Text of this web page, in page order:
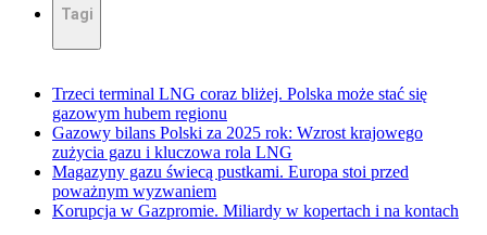
Tagi
Trzeci terminal LNG coraz bliżej. Polska może stać się
gazowym hubem regionu
Gazowy bilans Polski za 2025 rok: Wzrost krajowego
zużycia gazu i kluczowa rola LNG
Magazyny gazu świecą pustkami. Europa stoi przed
poważnym wyzwaniem
Korupcja w Gazpromie. Miliardy w kopertach i na kontach